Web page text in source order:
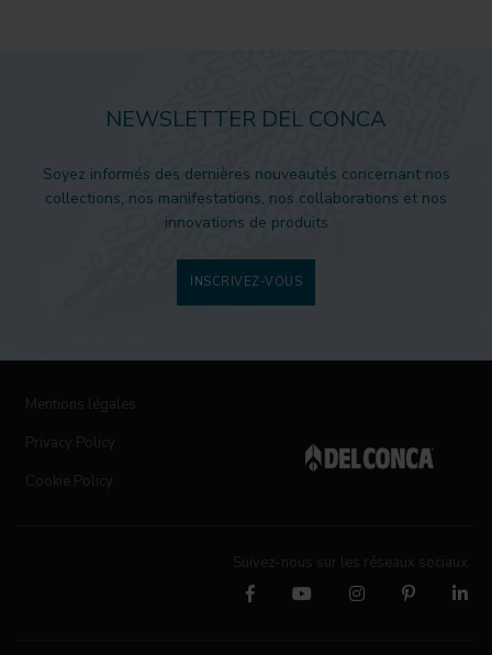
NEWSLETTER DEL CONCA
Soyez informés des dernières nouveautés concernant nos
collections, nos manifestations, nos collaborations et nos
innovations de produits
INSCRIVEZ-VOUS
Mentions légales
Privacy Policy
Cookie Policy
Suivez-nous sur les réseaux sociaux